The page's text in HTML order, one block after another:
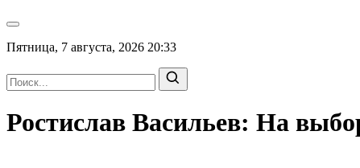
Пятница, 7 августа, 2026 20:33
Ростислав Васильев: На